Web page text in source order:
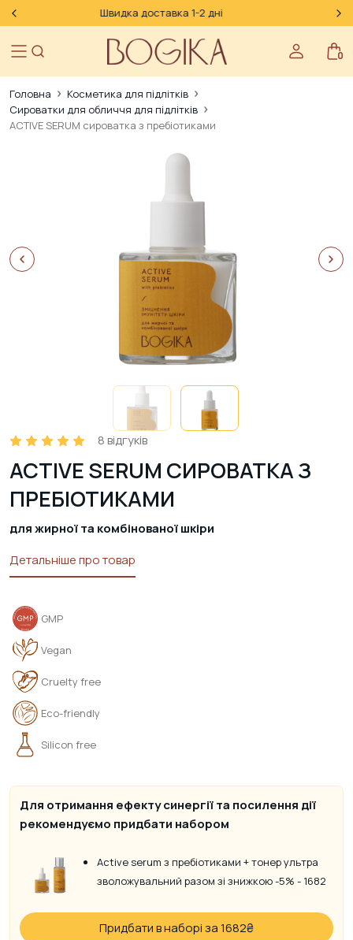
Сертифікат GMP
0
Головна
Косметика для підлітків
Сироватки для обличчя для підлітків
ACTIVE SERUM сироватка з пребіотиками
8відгуків
ACTIVE SERUM СИРОВАТКА З
ПРЕБІОТИКАМИ
для жирної та комбінованої шкіри
Детальніше про товар
GMP
Vegan
Cruelty free
Eco-friendly
Silicon free
Для отримання ефекту синергії та посилення дії
рекомендуємо придбати набором
Active serum з пребіотиками + тонер ультра
зволожувальний разом зі знижкою -5% - 1682
Придбати в наборі за 1682₴